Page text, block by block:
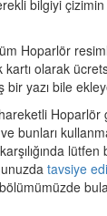
bilgiyi çizimin
Hoparlör
kartı olarak
bir yazı bile
bunları
tavsiye
bölümümüzde